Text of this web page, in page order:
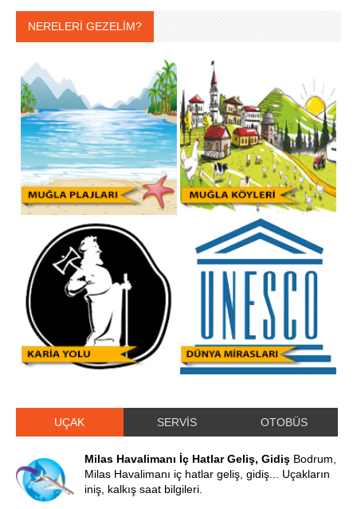
NERELERİ GEZELİM?
UÇAK SERVİS OTOBÜS
Milas Havalimanı İç Hatlar Geliş, Gidiş Bodrum,
Milas Havalimanı iç hatlar geliş, gidiş... Uçakların
iniş, kalkış saat bilgileri.